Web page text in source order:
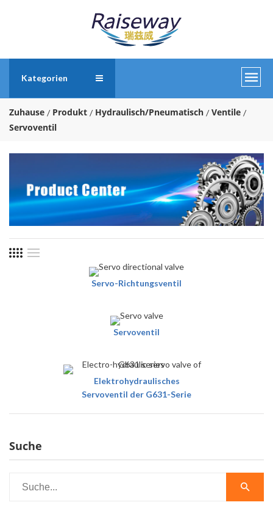
Kategorien
Zuhause Produkt Hydraulisch/Pneumatisch
Ventile
Servoventil
Suche
Servo-Richtungsventil
Servoventil
Elektrohydraulisches
Servoventil der G631-Serie